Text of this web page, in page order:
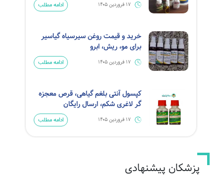
17 فروردین 1405 ادامه مطلب
خرید و قیمت روغن سیرسیاه گیاسیر
برای مو، ریش، ابرو
17 فروردین 1405 ادامه مطلب
کپسول آنتی بلغم گیاهی، قرص معجزه
گر لاغری شکم، ارسال رایگان
17 فروردین 1405 ادامه مطلب
پزشکان پیشنهادی